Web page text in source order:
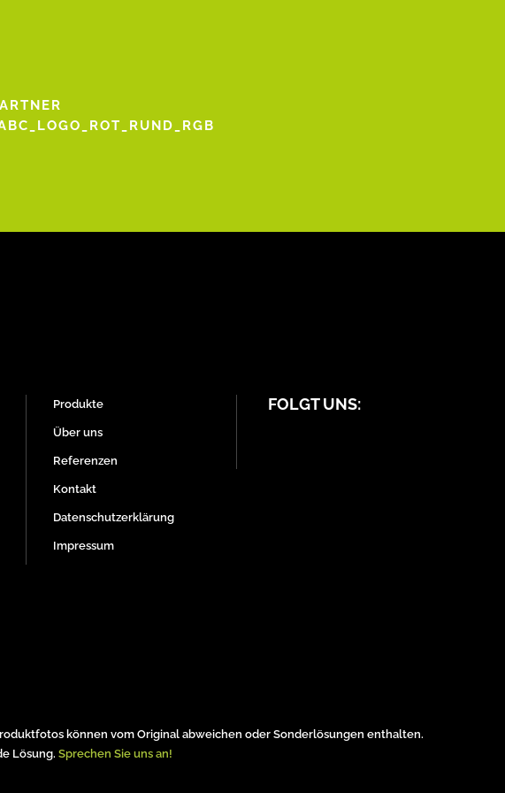
Produkte
Über uns
Referenzen
Kontakt
Datenschutzerklärung
Impressum
FOLGT UNS:
können vom Original abweichen oder Sonderlösungen enthalten.
Lösung. Sprechen Sie uns an!